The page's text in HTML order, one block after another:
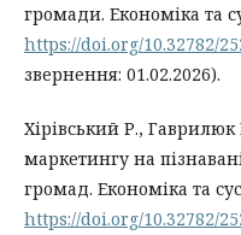
громади. Економіка та
https://doi.org/10.32782/
звернення: 01.02.2026).
Хірівський Р.,
маркетингу на
громад. Економіка та
https://doi.org/10.32782/